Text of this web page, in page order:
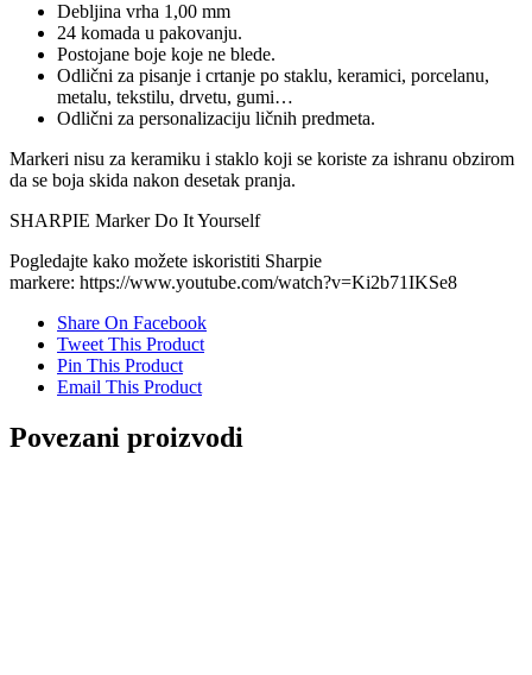
Debljina vrha 1,00 mm
24 komada u pakovanju.
Postojane boje koje ne blede.
Odlični za pisanje i crtanje po staklu, keramici, porcelanu,
metalu, tekstilu, drvetu, gumi…
Odlični za personalizaciju ličnih predmeta.
Markeri nisu za keramiku i staklo koji se koriste za ishranu obzirom
da se boja skida nakon desetak pranja.
SHARPIE Marker Do It Yourself
Pogledajte kako možete iskoristiti Sharpie
markere: https://www.youtube.com/watch?v=Ki2b71IKSe8
Share On Facebook
Tweet This Product
Pin This Product
Email This Product
Povezani proizvodi